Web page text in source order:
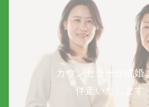
カウンセラーが成婚
伴走いたします